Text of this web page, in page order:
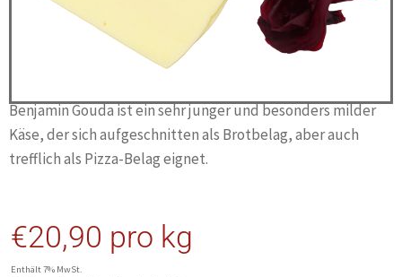
Benjamin Gouda ist ein sehr junger und besonders milder
Käse, der sich aufgeschnitten als Brotbelag, aber auch
trefflich als Pizza-Belag eignet.
€20,90 pro kg
Enthält 7% MwSt.